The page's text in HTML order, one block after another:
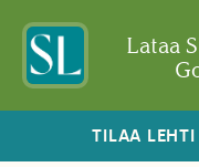
Lataa
TILAA LEHTI